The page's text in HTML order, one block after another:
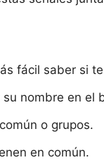
fácil saber si
nombre en el
o grupos.
en común.